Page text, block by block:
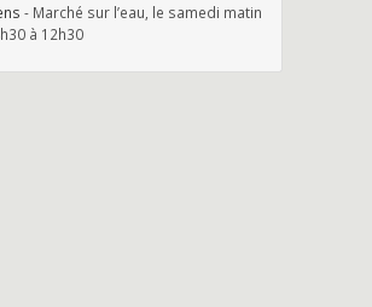
- Marché sur l’eau, le samedi matin
à 12h30